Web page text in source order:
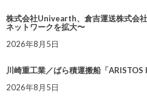
株式会社Univearth、倉吉運送株式会
ネットワークを拡大〜
2026年8月5日
川崎重工業／ばら積運搬船「ARISTOS
2026年8月5日